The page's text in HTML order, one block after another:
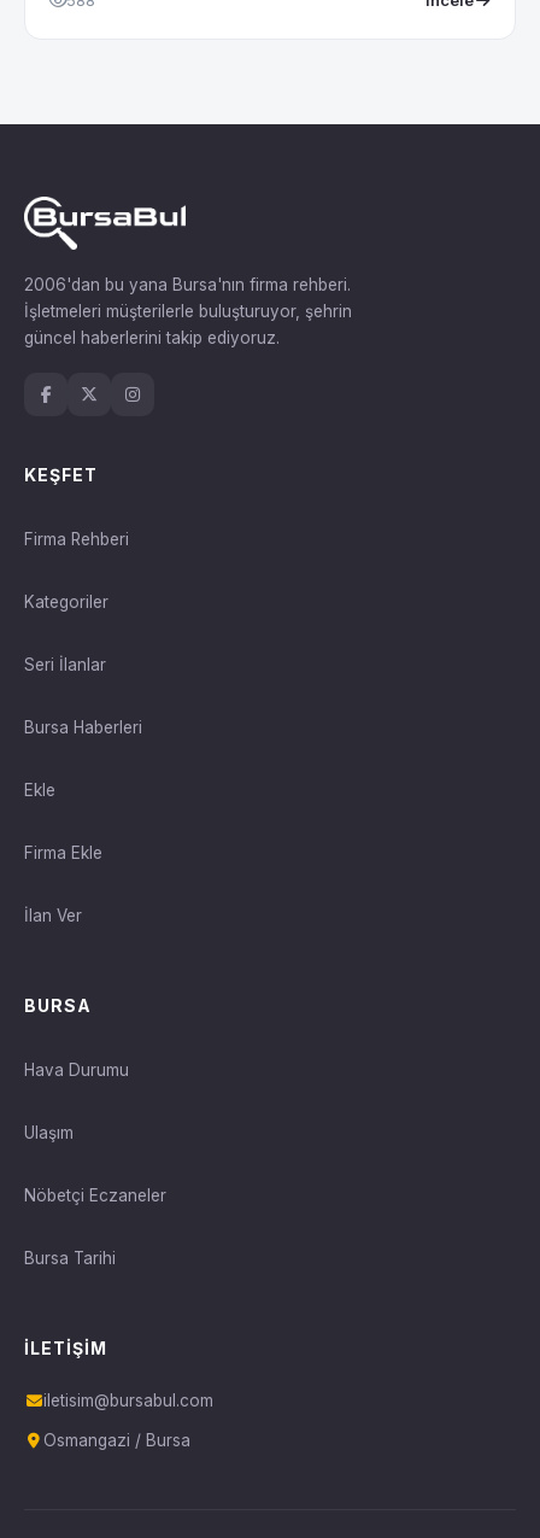
2006'dan bu yana Bursa'nın firma rehberi.
İşletmeleri müşterilerle buluşturuyor, şehrin
güncel haberlerini takip ediyoruz.
KEŞFET
Firma Rehberi
Kategoriler
Seri İlanlar
Bursa Haberleri
Ekle
Firma Ekle
İlan Ver
BURSA
Hava Durumu
Ulaşım
Nöbetçi Eczaneler
Bursa Tarihi
İLETIŞIM
iletisim@bursabul.com
Osmangazi / Bursa